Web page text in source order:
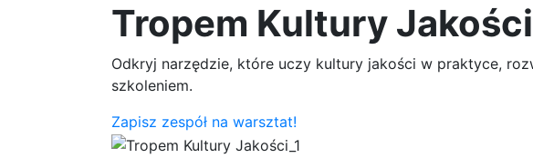
Tropem Kultury Jakości
Odkryj narzędzie, które uczy kultury jakości w praktyce,
szkoleniem.
Zapisz zespół na warsztat!